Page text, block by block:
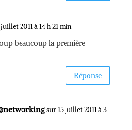
2011 à 14 h 21 min
beaucoup la première
Réponse
sur 15 juillet 2011 à 3